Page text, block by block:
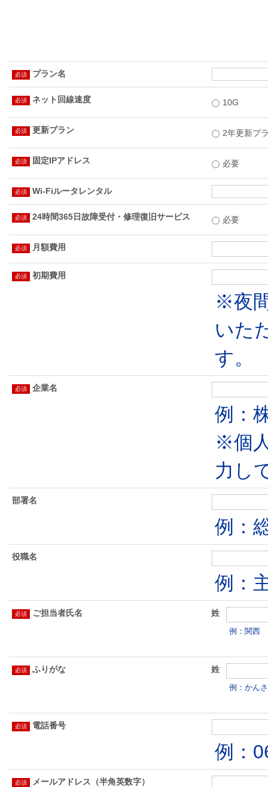
プラン名
ネット回線速度 10G
更新プラン 2年更新プ
固定IPアドレス 必要
Wi-Fiルータレンタル
24時間365日故障受付・修理復旧サービス 必要
月額費用
初期費用
※夜
いた
す。
企業名
例：
※個
力し
部署名
例：
役職名
例：
ご担当者氏名 姓
例：関西
ふりがな 姓
例：かん
電話番号
例：
メールアドレス（半角英数字）